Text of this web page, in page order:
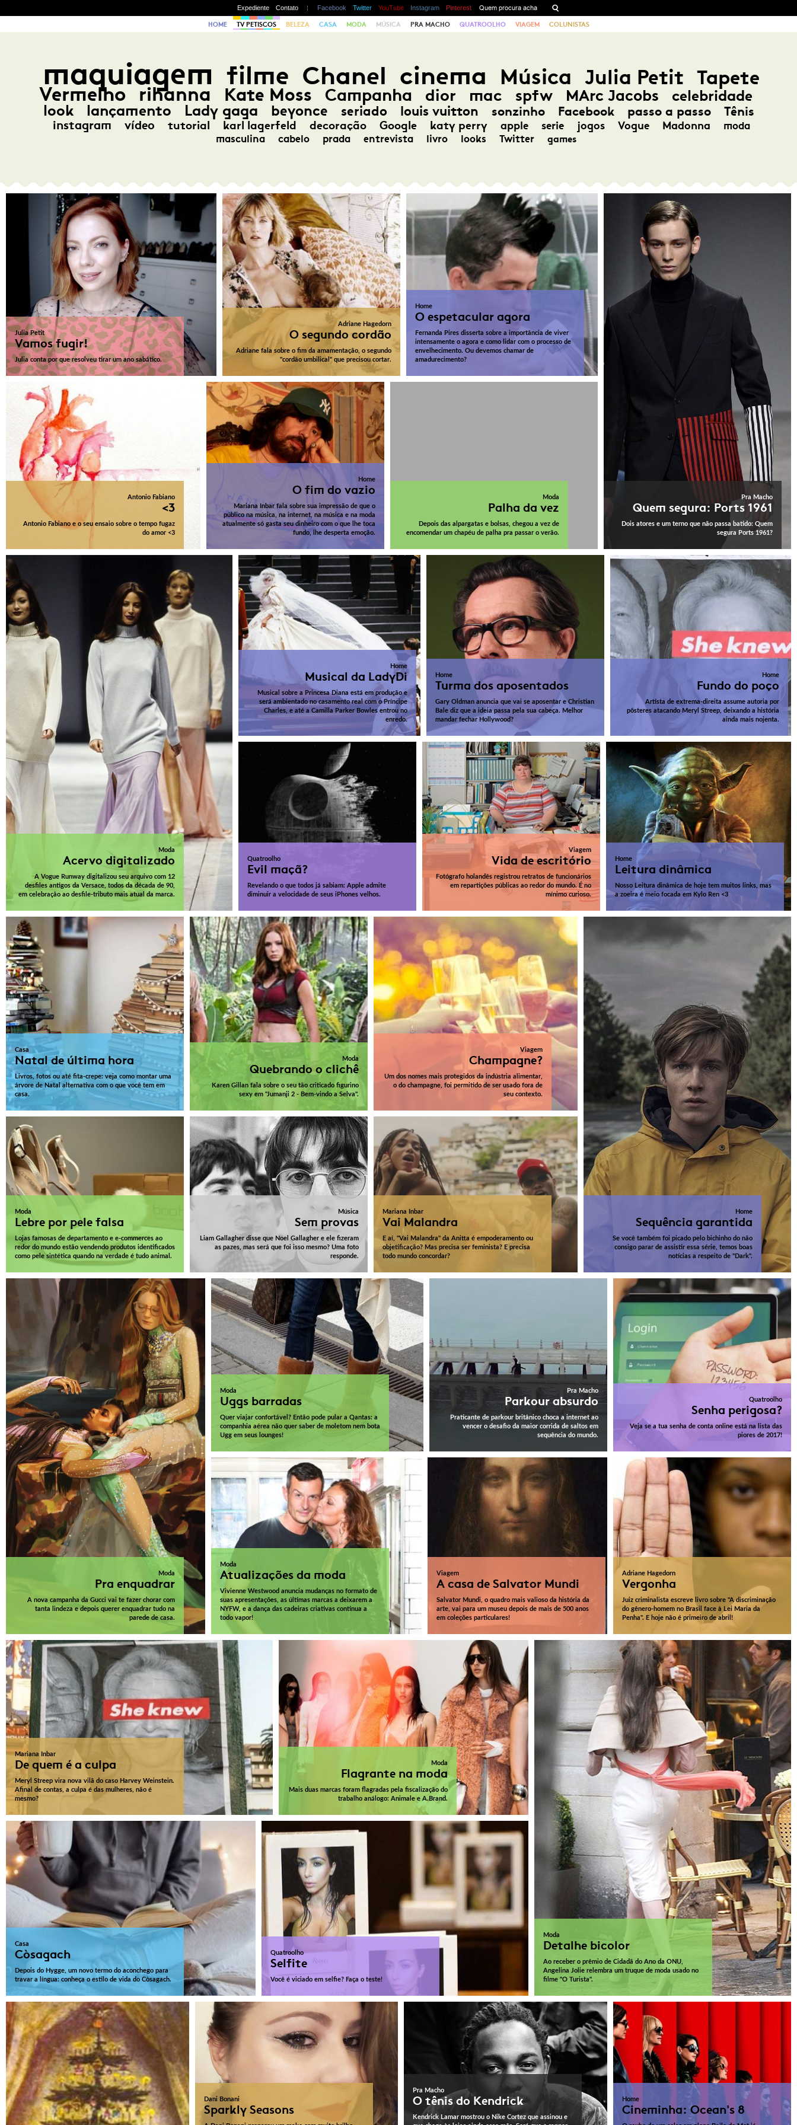
Expediente Contato Facebook Twitter YouTube Instagram Pinterest
HOME TV PETISCOS BELEZA CASA MODA MÚSICA PRA MACHO QUATROOLHO VIAGEM COLUNISTAS
maquiagem filme Chanel cinema Música Julia Petit Tapete
Vermelho rihanna Kate Moss Campanha dior mac spfw MArc Jacobs
celebridade
look
lançamento Lady gaga beyonce seriado louis vuitton sonzinho Facebook passo a passo Tênis
instagram vídeo tutorial karl lagerfeld decoração Google katy perry apple serie jogos Vogue Madonna
moda
masculina
cabelo prada entrevista livro looks Twitter games
Julia Petit
Vamos fugir!
Julia conta por que resolveu tirar um ano sabático.
Adriane Hagedorn
O segundo cordão
Adriane fala sobre o fim da amamentação, o segundo
"cordão umbilical" que precisou cortar.
Home
O espetacular agora
Fernanda Pires disserta sobre a importância de viver
intensamente o agora e como lidar com o processo de
envelhecimento. Ou devemos chamar de
amadurecimento?
Antonio Fabiano
<3
Antonio Fabiano e o seu ensaio sobre o tempo fugaz
do amor <3
Home
O fim do vazio
Mariana Inbar fala sobre sua impressão de que o
público na música, na internet, na música e na moda
atualmente só gasta seu dinheiro com o que lhe toca
fundo, lhe desperta emoção.
Moda
Palha da vez
Depois das alpargatas e bolsas, chegou a vez de
encomendar um chapéu de palha pra passar o verão.
Pra Macho
Quem segura: Ports 1961
Dois atores e um terno que não passa batido: Quem
segura Ports 1961?
Home
Musical da LadyDi
Musical sobre a Princesa Diana está em produção e
será ambientado no casamento real com o Príncipe
Charles, e até a Camilla Parker Bowles entrou no
enredo.
Home
Turma dos aposentados
Gary Oldman anuncia que vai se aposentar e Christian
Bale diz que a ideia passa pela sua cabeça. Melhor
mandar fechar Hollywood?
Home
Fundo do poço
Artista de extrema-direita assume autoria por
pôsteres atacando Meryl Streep, deixando a história
ainda mais nojenta.
Quatroolho
Evil maçã?
Revelando o que todos já sabiam: Apple admite
diminuir a velocidade de seus iPhones velhos.
Viagem
Vida de escritório
Fotógrafo holandês registrou retratos de funcionários
em repartições públicas ao redor do mundo. É no
mínimo curioso.
Home
Leitura dinâmica
Nosso Leitura dinâmica de hoje tem muitos links, mas
a zoeira é meio focada em Kylo Ren <3
Moda
Acervo digitalizado
A Vogue Runway digitalizou seu arquivo com 12
desfiles antigos da Versace, todos da década de 90,
em celebração ao desfile-tributo mais atual da marca.
Casa
Natal de última hora
Livros, fotos ou até fita-crepe: veja como montar uma
árvore de Natal alternativa com o que você tem em
casa.
Moda
Quebrando o clichê
Karen Gillan fala sobre o seu tão criticado figurino
sexy em "Jumanji 2 - Bem-vindo a Selva".
Viagem
Champagne?
Um dos nomes mais protegidos da indústria alimentar,
o do champagne, foi permitido de ser usado fora de
seu contexto.
Moda
Lebre por pele falsa
Lojas famosas de departamento e e-commerces ao
redor do mundo estão vendendo produtos identificados
como pele sintética quando na verdade é tudo animal.
Música
Sem provas
Liam Gallagher disse que Noel Gallagher e ele fizeram
as pazes, mas será que foi isso mesmo? Uma foto
responde.
Mariana Inbar
Vai Malandra
E aí, "Vai Malandra" da Anitta é empoderamento ou
objetificação? Mas precisa ser feminista? E precisa
todo mundo concordar?
Home
Sequência garantida
Se você também foi picado pelo bichinho do não
consigo parar de assistir essa série, temos boas
notícias a respeito de "Dark".
Moda
Uggs barradas
Quer viajar confortável? Então pode pular a Qantas: a
companhia aérea não quer saber de moletom nem bota
Ugg em seus lounges!
Pra Macho
Parkour absurdo
Praticante de parkour britânico choca a internet ao
vencer o desafio da maior corrida de saltos em
sequência do mundo.
Quatroolho
Senha perigosa?
Veja se a tua senha de conta online está na lista das
piores de 2017!
Moda
Atualizações da moda
Vivienne Westwood anuncia mudanças no formato de
suas apresentações, as últimas marcas a deixarem a
NYFW, e a dança das cadeiras criativas continua a
todo vapor!
Viagem
A casa de Salvator Mundi
Salvator Mundi, o quadro mais valioso da história da
arte, vai para um museu depois de mais de 500 anos
em coleções particulares!
Adriane Hagedorn
Vergonha
Juiz criminalista escreve livro sobre "A discriminação
do gênero-homem no Brasil face à Lei Maria da
Penha". E hoje não é primeiro de abril!
Moda
Pra enquadrar
A nova campanha da Gucci vai te fazer chorar com
tanta lindeza e depois querer enquadrar tudo na
parede de casa.
Mariana Inbar
De quem é a culpa
Meryl Streep vira nova vilã do caso Harvey Weinstein.
Afinal de contas, a culpa é das mulheres, não é
mesmo?
Moda
Flagrante na moda
Mais duas marcas foram flagradas pela fiscalização do
trabalho análogo: Animale e A.Brand.
Casa
Còsagach
Depois do Hygge, um novo termo do aconchego para
travar a língua: conheça o estilo de vida do Còsagach.
Quatroolho
Selfite
Você é viciado em selfie? Faça o teste!
Moda
Detalhe bicolor
Ao receber o prêmio de Cidadã do Ano da ONU,
Angelina Jolie relembra um truque de moda usado no
filme "O Turista".
Dani Bonani
Sparkly Seasons
Pra Macho
O tênis do Kendrick
Kendrick Lamar mostrou o Nike Cortez que assinou e
Home
Cineminha: Ocean's 8